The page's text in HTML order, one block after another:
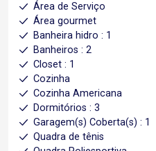
Área de Serviço
Área gourmet
Banheira hidro : 1
Banheiros : 2
Closet : 1
Cozinha
Cozinha Americana
Dormitórios : 3
Garagem(s) Coberta(s) : 1
Quadra de tênis